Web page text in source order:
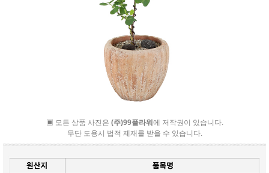
▣ 모든 상품 사진은 (주)99플라워에 저작권이 있습니다.
무단 도용시 법적 제재를 받을 수 있습니다.